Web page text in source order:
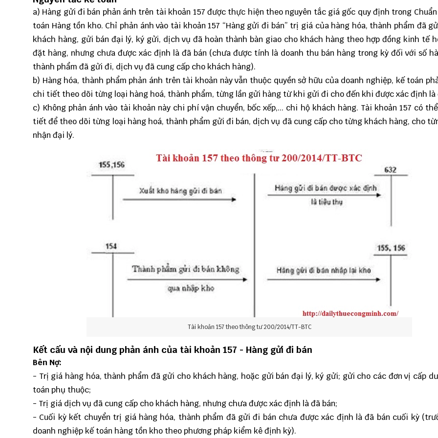
a) Hàng gửi đi bán phản ánh trên tài khoản 157 được thực hiện theo nguyên tắc giá gốc quy định trong
toán Hàng tồn kho. Chỉ phản ánh vào tài khoản 157 “Hàng gửi đi bán” trị giá của hàng hóa, thành phẩm đã
khách hàng, gửi bán đại lý, ký gửi, dịch vụ đã hoàn thành bàn giao cho khách hàng theo hợp đồng kinh tế
đặt hàng, nhưng chưa được xác định là đã bán (chưa được tính là doanh thu bán hàng trong kỳ đối với số
thành phẩm đã gửi đi, dịch vụ đã cung cấp cho khách hàng).
b) Hàng hóa, thành phẩm phản ánh trên tài khoản này vẫn thuộc quyền sở hữu của doanh nghiệp, kế toán
chi tiết theo dõi từng loại hàng hoá, thành phẩm, từng lần gửi hàng từ khi gửi đi cho đến khi được xác định là
c) Không phản ánh vào tài khoản này chi phí vận chuyển, bốc xếp,... chi hộ khách hàng. Tài khoản 157 có
tiết để theo dõi từng loại hàng hoá, thành phẩm gửi đi bán, dịch vụ đã cung cấp cho từng khách hàng, cho
nhận đại lý.
Tài khoản 157 theo thông tư 200/2014/TT-BTC
Kết cấu và nội dung phản ánh của tài khoản 157 - Hàng gửi đi bán
Bên Nợ:
- Trị giá hàng hóa, thành phẩm đã gửi cho khách hàng, hoặc gửi bán đại lý, ký gửi; gửi cho các đơn vị cấp
toán phụ thuộc;
- Trị giá dịch vụ đã cung cấp cho khách hàng, nhưng chưa được xác định là đã bán;
- Cuối kỳ kết chuyển trị giá hàng hóa, thành phẩm đã gửi đi bán chưa được xác định là đã bán cuối kỳ
doanh nghiệp kế toán hàng tồn kho theo phương pháp kiểm kê định kỳ).